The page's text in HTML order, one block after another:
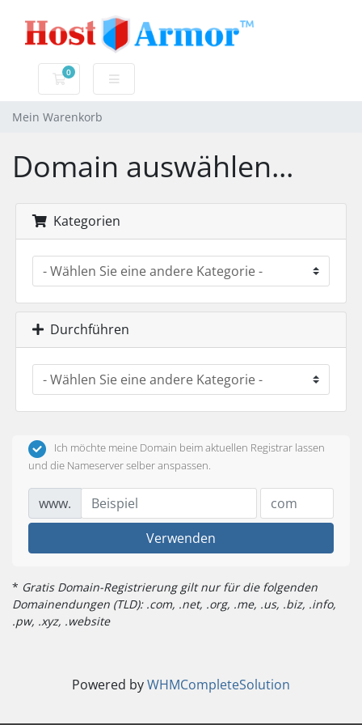
0
Mein Warenkorb
Mein Warenkorb
Domain auswählen...
Kategorien
Durchführen
Ich möchte meine Domain beim aktuellen Registrar lassen
und die Nameserver selber anspassen.
www.
Verwenden
* Gratis Domain-Registrierung gilt nur für die folgenden
Domainendungen (TLD): .com, .net, .org, .me, .us, .biz, .info,
.pw, .xyz, .website
Powered byWHMCompleteSolution